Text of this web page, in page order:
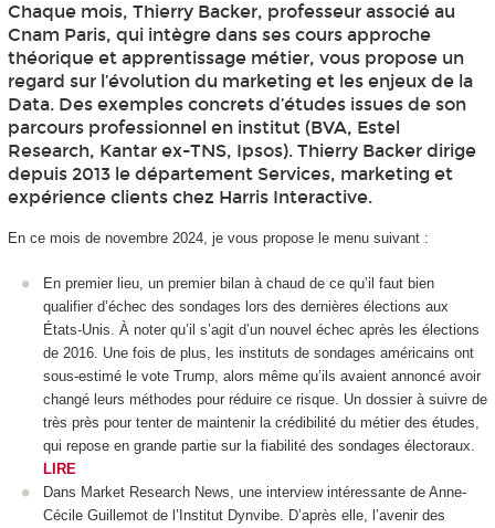
Chaque mois, Thierry Backer, professeur associé au
Cnam Paris, qui intègre dans ses cours approche
théorique et apprentissage métier, vous propose un
regard sur l’évolution du marketing et les enjeux de la
Data. Des exemples concrets d’études issues de son
parcours professionnel en institut (BVA, Estel
Research, Kantar ex-TNS, Ipsos). Thierry Backer dirige
depuis 2013 le département Services, marketing et
expérience clients chez Harris Interactive.
En ce mois de novembre 2024, je vous propose le menu suivant :
En premier lieu, un premier bilan à chaud de ce qu’il faut bien
qualifier d’échec des sondages lors des dernières élections aux
États-Unis. À noter qu’il s’agit d’un nouvel échec après les élections
de 2016. Une fois de plus, les instituts de sondages américains ont
sous-estimé le vote Trump, alors même qu’ils avaient annoncé avoir
changé leurs méthodes pour réduire ce risque. Un dossier à suivre de
très près pour tenter de maintenir la crédibilité du métier des études,
qui repose en grande partie sur la fiabilité des sondages électoraux.
LIRE
Dans Market Research News, une interview intéressante de Anne-
Cécile Guillemot de l’Institut Dynvibe. D’après elle, l’avenir des